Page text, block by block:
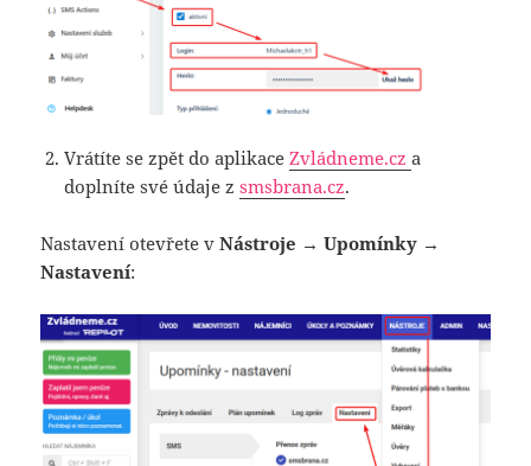
Vrátíte se zpět do aplikaceZvládneme.cza
doplníte své údaje zsmsbrana.cz.
Nastavení otevřete vNástroje → Upomínky →
Nastavení: